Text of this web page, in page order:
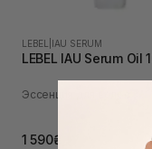
LEBEL IAU SERUM
LEBEL IAU Serum Oil
Эссенция для волос
1 590₴